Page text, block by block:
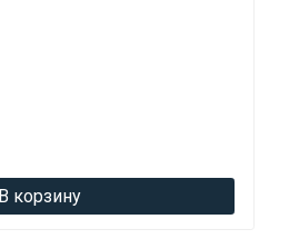
В корзину